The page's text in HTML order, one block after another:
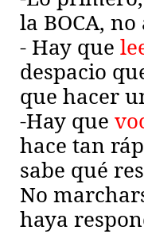
la BOCA,
- Hay que
despacio
que hacer
-Hay que
hace tan
sabe qué
No
haya